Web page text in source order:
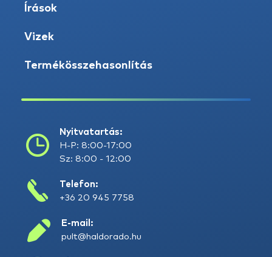
Írások
Vizek
Termékösszehasonlítás
Nyitvatartás:
H-P: 8:00-17:00
Sz: 8:00 - 12:00
Telefon:
+36 20 945 7758
E-mail:
pult@haldorado.hu